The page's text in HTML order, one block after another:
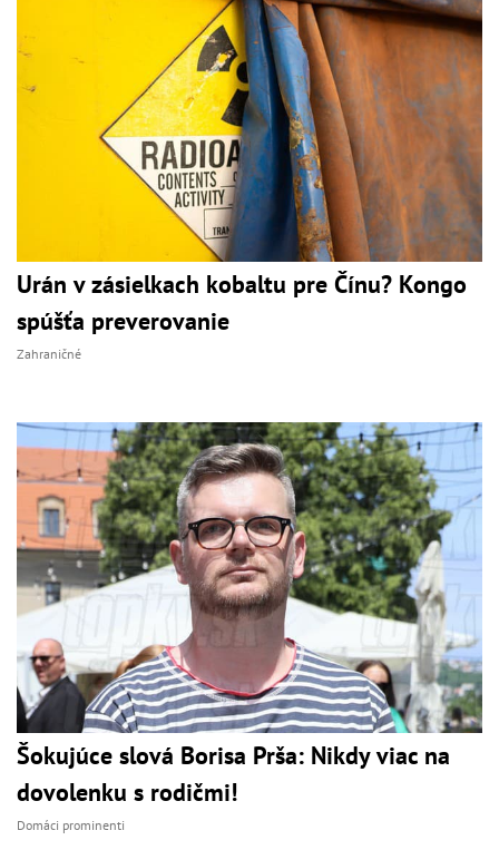
Urán v zásielkach kobaltu pre Čínu? Kongo
spúšťa preverovanie
Zahraničné
Šokujúce slová Borisa Prša: Nikdy viac na
dovolenku s rodičmi!
Domáci prominenti